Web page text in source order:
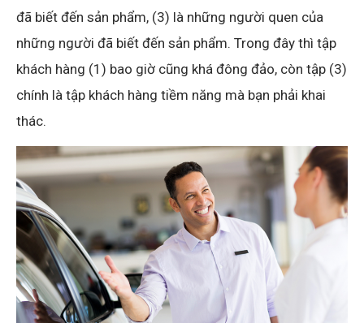
đã biết đến sản phẩm, (3) là những người quen của
những người đã biết đến sản phẩm. Trong đây thì tập
khách hàng (1) bao giờ cũng khá đông đảo, còn tập (3)
chính là tập khách hàng tiềm năng mà bạn phải khai
thác.